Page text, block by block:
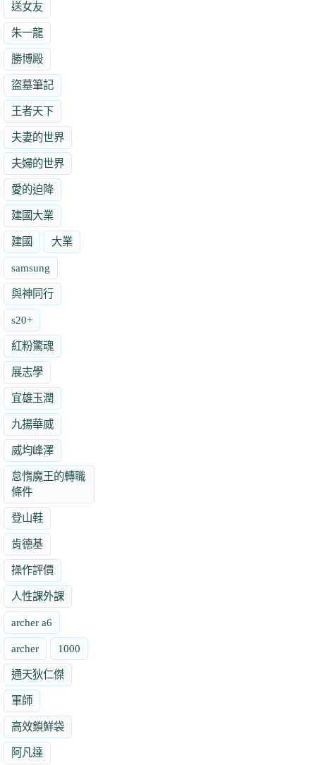
送女友
朱一龍
勝博殿
盜墓筆記
王者天下
夫妻的世界
夫婦的世界
愛的迫降
建國大業
建國 大業
samsung
與神同行
s20+
紅粉驚魂
展志學
宜雄玉潤
九揚華威
威均峰澤
怠惰魔王的轉職
條件
登山鞋
肯德基
操作評價
人性課外課
archer a6
archer 1000
通天狄仁傑
軍師
高效鎖鮮袋
阿凡達